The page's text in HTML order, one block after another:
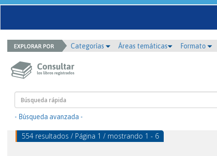
Categorías Áreas temáticas Formato
- Búsqueda avanzada -
554 resultados / Página 1 / mostrando 1 - 6